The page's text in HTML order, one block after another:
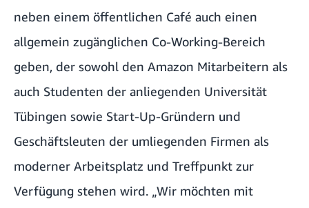
neben einem öffentlichen Café auch einen
allgemein zugänglichen Co-Working-Bereich
geben, der sowohl den Amazon Mitarbeitern als
auch Studenten der anliegenden Universität
Tübingen sowie Start-Up-Gründern und
Geschäftsleuten der umliegenden Firmen als
moderner Arbeitsplatz und Treffpunkt zur
Verfügung stehen wird. „Wir möchten mit